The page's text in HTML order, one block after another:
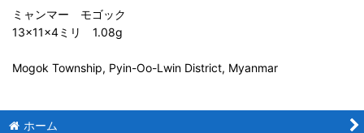
ミャンマー モゴック
13×11×4ミリ 1.08g
Mogok Township, Pyin-Oo-Lwin District, Myanmar
ホーム